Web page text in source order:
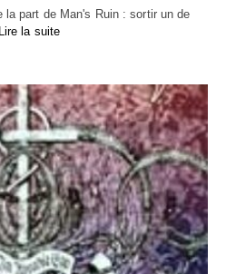
la part de Man's Ruin : sortir un de
Lire la suite